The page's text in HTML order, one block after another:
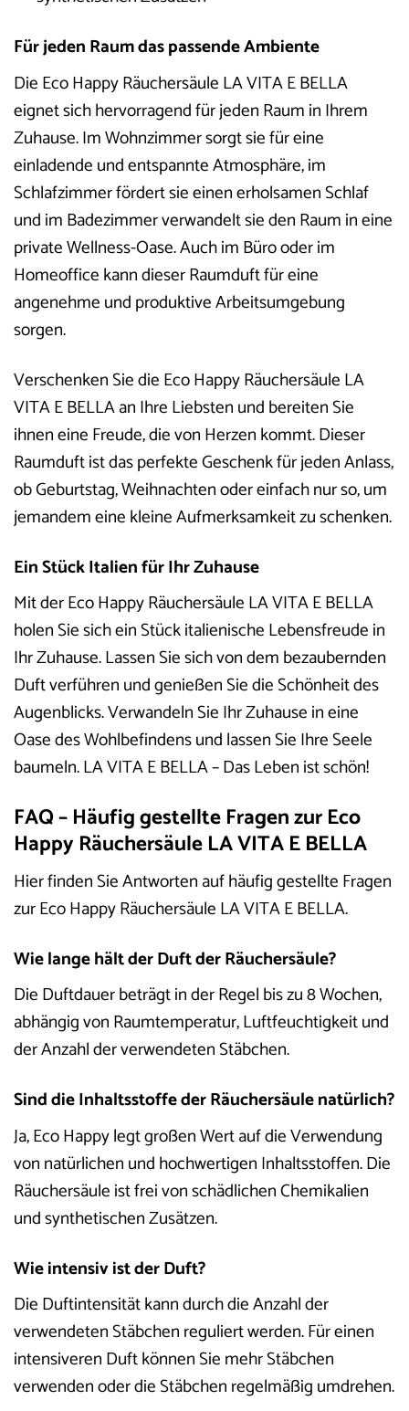
Für jeden Raum das passende Ambiente
Die Eco Happy Räuchersäule LA VITA E BELLA
eignet sich hervorragend für jeden Raum in Ihrem
Zuhause. Im Wohnzimmer sorgt sie für eine
einladende und entspannte Atmosphäre, im
Schlafzimmer fördert sie einen erholsamen Schlaf
und im Badezimmer verwandelt sie den Raum in eine
private Wellness-Oase. Auch im Büro oder im
Homeoffice kann dieser Raumduft für eine
angenehme und produktive Arbeitsumgebung
sorgen.
Verschenken Sie die Eco Happy Räuchersäule LA
VITA E BELLA an Ihre Liebsten und bereiten Sie
ihnen eine Freude, die von Herzen kommt. Dieser
Raumduft ist das perfekte Geschenk für jeden Anlass,
ob Geburtstag, Weihnachten oder einfach nur so, um
jemandem eine kleine Aufmerksamkeit zu schenken.
Ein Stück Italien für Ihr Zuhause
Mit der Eco Happy Räuchersäule LA VITA E BELLA
holen Sie sich ein Stück italienische Lebensfreude in
Ihr Zuhause. Lassen Sie sich von dem bezaubernden
Duft verführen und genießen Sie die Schönheit des
Augenblicks. Verwandeln Sie Ihr Zuhause in eine
Oase des Wohlbefindens und lassen Sie Ihre Seele
baumeln. LA VITA E BELLA – Das Leben ist schön!
FAQ – Häufig gestellte Fragen zur Eco
Happy Räuchersäule LA VITA E BELLA
Hier finden Sie Antworten auf häufig gestellte Fragen
zur Eco Happy Räuchersäule LA VITA E BELLA.
Wie lange hält der Duft der Räuchersäule?
Die Duftdauer beträgt in der Regel bis zu 8 Wochen,
abhängig von Raumtemperatur, Luftfeuchtigkeit und
der Anzahl der verwendeten Stäbchen.
Sind die Inhaltsstoffe der Räuchersäule natürlich?
Ja, Eco Happy legt großen Wert auf die Verwendung
von natürlichen und hochwertigen Inhaltsstoffen. Die
Räuchersäule ist frei von schädlichen Chemikalien
und synthetischen Zusätzen.
Wie intensiv ist der Duft?
Die Duftintensität kann durch die Anzahl der
verwendeten Stäbchen reguliert werden. Für einen
intensiveren Duft können Sie mehr Stäbchen
verwenden oder die Stäbchen regelmäßig umdrehen.